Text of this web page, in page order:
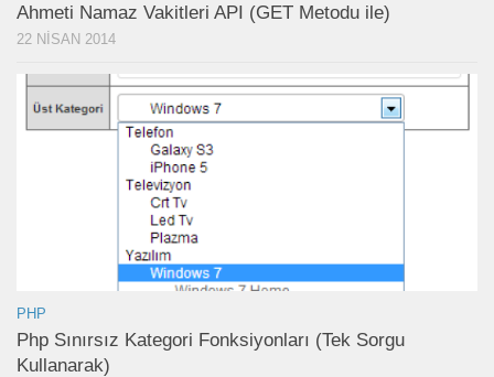
Ahmeti Namaz Vakitleri API (GET Metodu ile)
22 NISAN 2014
PHP
Php Sınırsız Kategori Fonksiyonları (Tek Sorgu
Kullanarak)